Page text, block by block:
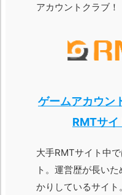
アカウントクラブ！
ゲームアカウン
RMTサイ
大手RMTサイト中
ト。運営歴が長い
かりしているサイ